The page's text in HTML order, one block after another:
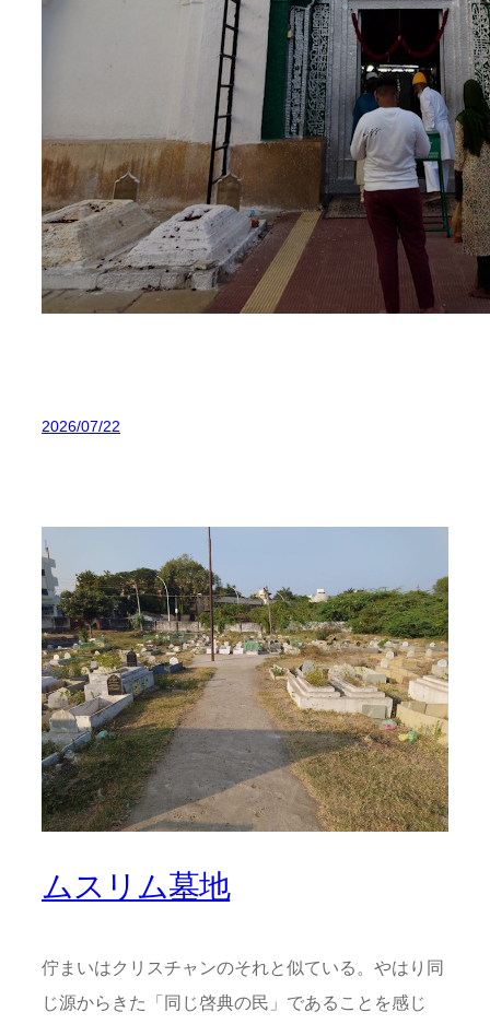
2026/07/22
ムスリム墓地
佇まいはクリスチャンのそれと似ている。やはり同
じ源からきた「同じ啓典の民」であることを感じ